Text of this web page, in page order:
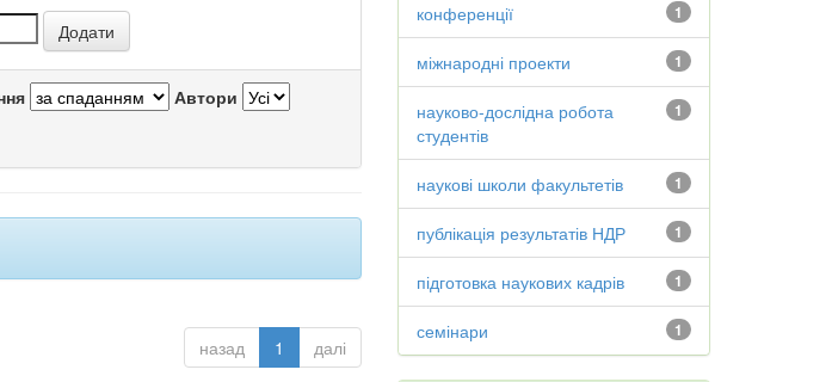
Автори
назад 1 далі
1
конференції
1
міжнародні проекти
1
науково-дослідна робота
студентів
1
наукові школи факультетів
1
публікація результатів НДР
1
підготовка наукових кадрів
1
семінари